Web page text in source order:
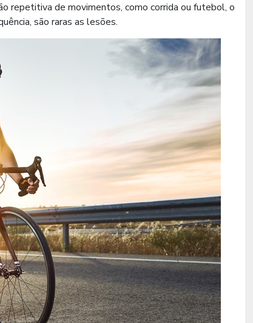
repetitiva de movimentos, como corrida ou futebol, o
são raras as lesões.